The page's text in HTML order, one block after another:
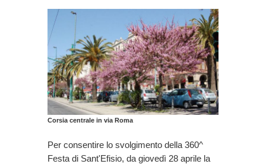
Corsia centrale in via Roma
Per consentire lo svolgimento della 360^
Festa di Sant'Efisio, da giovedì 28 aprile la